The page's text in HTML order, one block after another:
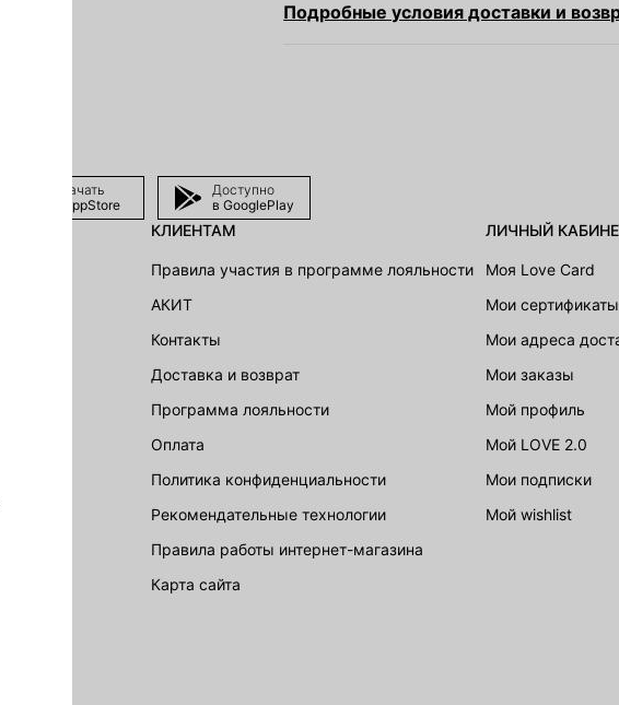
Подробные условия доставки и
Скачать
в AppStore
Доступно
в GooglePlay
КЛИЕНТАМ
Правила участия в программе лояльности
АКИТ
Контакты
Доставка и возврат
Программа лояльности
Оплата
Политика конфиденциальности
Рекомендательные технологии
Правила работы интернет-магазина
карта сайта
ЛИЧНЫЙ
Моя Love Card
Мои сертификаты
Мои адреса
Мои заказы
Мой профиль
Мой LOVE 2.0
Мои подписки
Мой wishlist